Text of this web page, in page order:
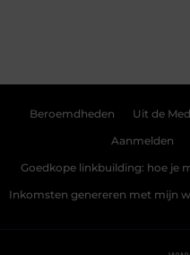
Beroemdheden Uit de
Aanmelden
Goedkope linkbuilding: hoe je
Inkomsten genereren met mijn